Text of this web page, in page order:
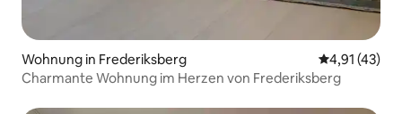
Wohnung in Frederiksberg
4,91 (43)
Charmante Wohnung im Herzen von Frederiksberg